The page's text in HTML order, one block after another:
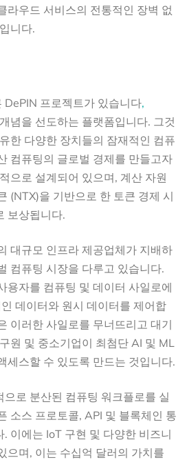
라우드 서비스의 전통적인 장벽 없
니다.
프로젝트가 있습니다,
념을 선도하는 플랫폼입니다. 그것
한 다양한 장치들의 잠재적인 컴퓨
컴퓨팅의 글로벌 경제를 만들고자
으로 설계되어 있으며, 계산 자원
(NTX)을 기반으로 한 토큰 경제 시
보상됩니다.
대규모 인프라 제공업체가 지배하
컴퓨팅 시장을 다루고 있습니다.
용자를 컴퓨팅 및 데이터 사일로에
데이터와 원시 데이터를 제어합
이러한 사일로를 무너뜨리고 대기
원 및 중소기업이 최첨단 AI 및 ML
세스할 수 있도록 만드는 것입니다.
로 분산된 컴퓨팅 워크플로를 실
소스 프로토콜, API 및 블록체인 통
이에는 IoT 구현 및 다양한 비즈니
으며, 이는 수십억 달러의 가치를